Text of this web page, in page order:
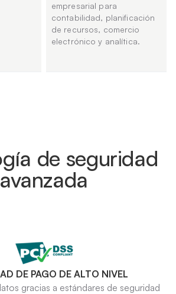
empresarial para
contabilidad, planificación
de recursos, comercio
electrónico y analítica.
de seguridad
avanzada
DE PAGO DE ALTO NIVEL
gracias a estándares de seguridad